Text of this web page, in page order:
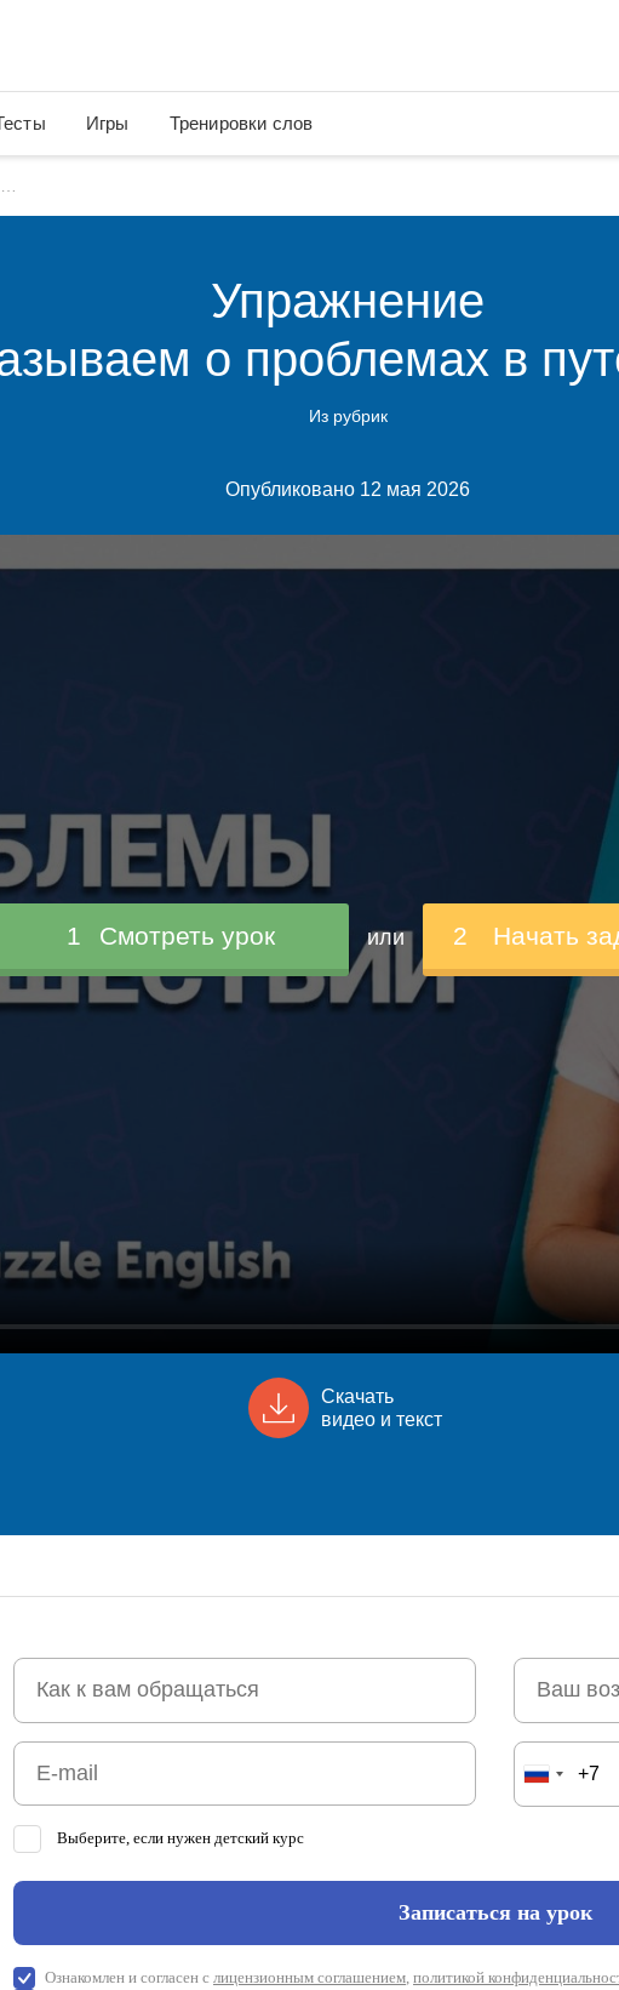
Игры Тренировки слов
Упражнение
о проблемах в
Из рубрик
Опубликовано 12 мая 2026
1 Смотреть урок или 2 Начать
Скачать
видео и текст
Выберите, если нужен детский курс
Записаться на урок
Ознакомлен и согласен с лицензионным соглашением, политикой